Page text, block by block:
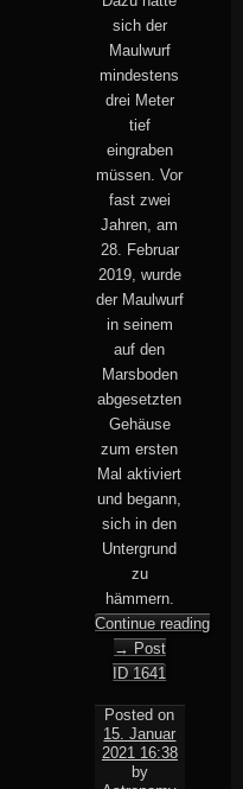
sich der
Maulwurf
mindestens
drei Meter
tief
eingraben
müssen. Vor
fast zwei
Jahren, am
28. Februar
2019, wurde
der Maulwurf
in seinem
auf den
Marsboden
abgesetzten
Gehäuse
zum ersten
Mal aktiviert
und begann,
sich in den
Untergrund
zu
hämmern.
Continue reading
→ Post
ID 1641
Posted on
15. Januar
2021 16:38
by